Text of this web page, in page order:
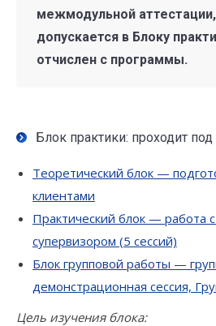
межмодульной аттестации
допускается в Блоку
отчислен с программы.
Блок практики: проходит
Теоретический блок —
клиентами
Практический блок — работа
супервизором (5 сессий)
Блок групповой работы —
демонстрационная сессия,
Цель изучения блока: